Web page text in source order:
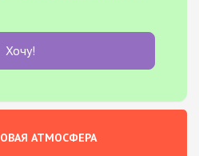
Хочу!
АТМОСФЕРА